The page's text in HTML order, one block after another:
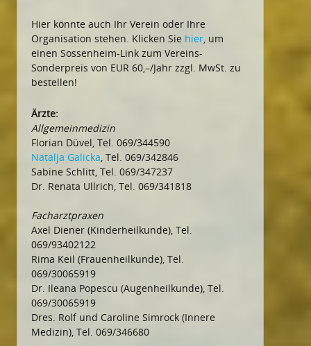
Hier könnte auch Ihr Verein oder Ihre
Organisation stehen. Klicken Sie hier, um
einen Sossenheim-Link zum Vereins-
Sonderpreis von EUR 60,–/Jahr zzgl. MwSt. zu
bestellen!
Ärzte:
Allgemeinmedizin
Florian Düvel, Tel. 069/344590
Natalja Galicka, Tel. 069/342846
Sabine Schlitt, Tel. 069/347237
Dr. Renata Ullrich, Tel. 069/341818
Facharztpraxen
Axel Diener (Kinderheilkunde), Tel.
069/93402122
Rima Keil (Frauenheilkunde), Tel.
069/30065919
Dr. Ileana Popescu (Augenheilkunde), Tel.
069/30065919
Dres. Rolf und Caroline Simrock (Innere
Medizin), Tel. 069/346680